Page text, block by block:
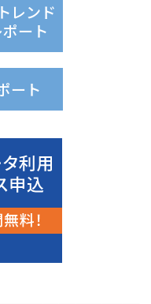
レンド
ート
ート